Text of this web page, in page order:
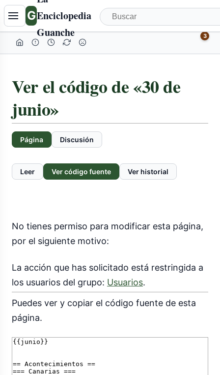
GEnciclopedia
Guanche
3
Ver el código de «30 de
junio»
Página Discusión
Leer Ver código fuente Ver historial
No tienes permiso para modificar esta página,
por el siguiente motivo:
La acción que has solicitado está restringida a
los usuarios del grupo: Usuarios.
Puedes ver y copiar el código fuente de esta
página.